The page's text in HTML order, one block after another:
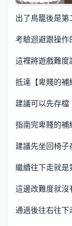
出了鳥籠後是第
考驗迴避跟操作
這裡將遊戲難度
抵達【卑賤的補
建議可以先存檔
指南完卑賤的補
建議先坐回椅子
繼續往下走就是
這邊改難度就沒
通過後往右往下